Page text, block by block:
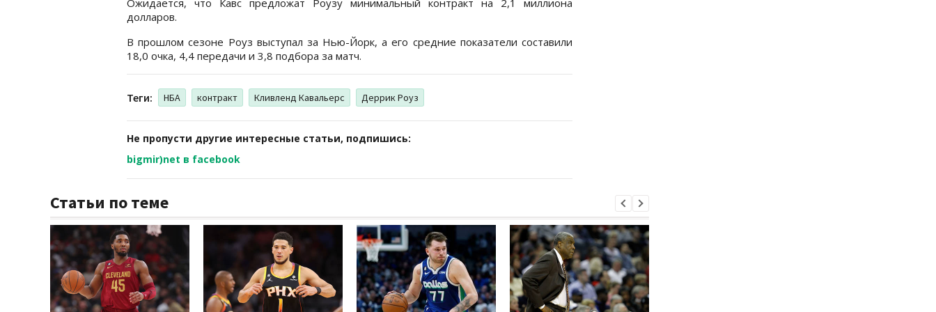
долларов.
В прошлом сезоне Роуз выступал за Нью-Йорк, а его средние показатели составили
18,0 очка, 4,4 передачи и 3,8 подбора за матч.
Теги: НБА контракт Кливленд Кавальерс Деррик Роуз
Не пропусти другие интересные статьи, подпишись:
bigmir)net в facebook
Статьи по теме